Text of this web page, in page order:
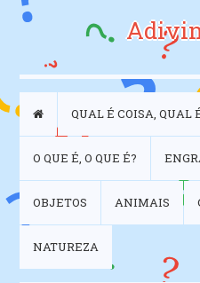
QUAL É COISA, QUAL
O QUE É, O QUE É?
OBJETOS ANIMAIS
NATUREZA